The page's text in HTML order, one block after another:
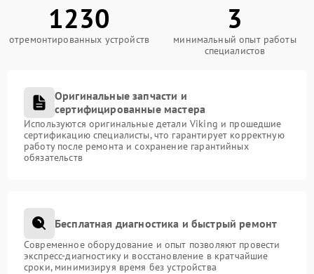
1230
отремонтированных устройств
3
минимальный опыт работы
специалистов
Оригинальные запчасти и
сертифицированные мастера
Используются оригинальные детали Viking и прошедшие
сертификацию специалисты, что гарантирует корректную
работу после ремонта и сохранение гарантийных
обязательств
Бесплатная диагностика и быстрый ремонт
Современное оборудование и опыт позволяют провести
экспресс-диагностику и восстановление в кратчайшие
сроки, минимизируя время без устройства